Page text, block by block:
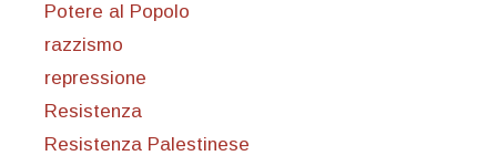
Potere al Popolo
razzismo
repressione
Resistenza
Resistenza Palestinese